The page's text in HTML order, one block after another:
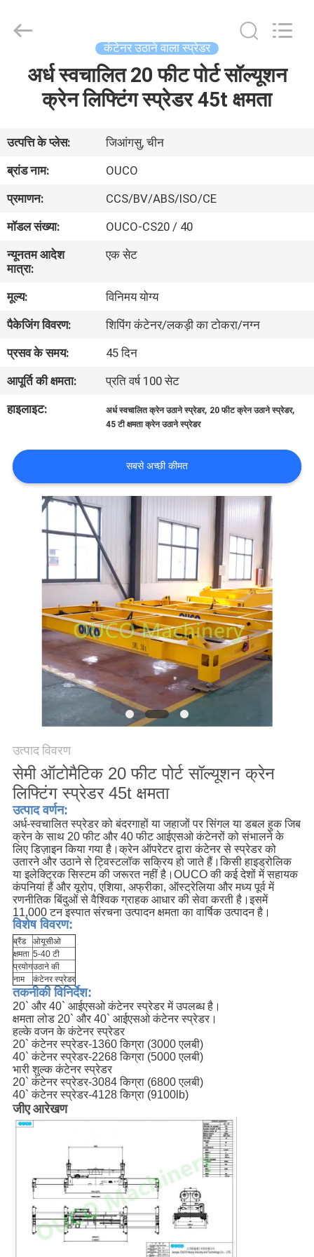
वीडियो
वी.आर.
शो
हमारे
बारे
में
कारखाने
का
गुणवत्ता
नियंत्रण
समाचार
CONTACT
साइटमैप
गोपनीयता
नीति
GROUP
Reserved.
कंटेनर उठाने वाला स्प्रेडर
अर्ध स्वचालित 20 फीट पोर्ट सॉल्यूशन
क्रेन लिफ्टिंग स्प्रेडर 45t क्षमता
उत्पत्ति के प्लेस:
जिआंगसु, चीन
ब्रांड नाम:
OUCO
प्रमाणन:
CCS/BV/ABS/ISO/CE
मॉडल संख्या:
OUCO-CS20 / 40
न्यूनतम आदेश
मात्रा:
एक सेट
मूल्य:
विनिमय योग्य
पैकेजिंग विवरण:
शिपिंग कंटेनर/लकड़ी का टोकरा/नग्न
प्रसव के समय:
45 दिन
आपूर्ति की क्षमता:
प्रति वर्ष 100 सेट
हाइलाइट:
अर्ध स्वचालित क्रेन उठाने स्प्रेडर, 20 फीट क्रेन उठाने स्प्रेडर,
45 टी क्षमता क्रेन उठाने स्प्रेडर
सबसे अच्छी कीमत
उत्पाद विवरण
सेमी ऑटोमैटिक 20 फीट पोर्ट सॉल्यूशन क्रेन
लिफ्टिंग स्प्रेडर 45t क्षमता
उत्पाद वर्णन:
अर्ध-स्वचालित स्प्रेडर को बंदरगाहों या जहाजों पर सिंगल या डबल हुक जिब
क्रेन के साथ 20 फीट और 40 फीट आईएसओ कंटेनरों को संभालने के
लिए डिज़ाइन किया गया है।क्रेन ऑपरेटर द्वारा कंटेनर से स्प्रेडर को
उतारने और उठाने से ट्विस्टलॉक सक्रिय हो जाते हैं।किसी हाइड्रोलिक
या इलेक्ट्रिक सिस्टम की जरूरत नहीं है। OUCO की कई देशों में सहायक
कंपनियां हैं और यूरोप, एशिया, अफ्रीका, ऑस्ट्रेलिया और मध्य पूर्व में
रणनीतिक बिंदुओं से वैश्विक ग्राहक आधार की सेवा करती है।इसमें
11,000 टन इस्पात संरचना उत्पादन क्षमता का वार्षिक उत्पादन है।
विशेष विवरण:
ब्रैंड
ओयूसीओ
क्षमता 5-40 टी
प्रयोगउठाने की
नाम
कंटेनर स्प्रेडर
तकनीकी विनिर्देश:
20` और 40` आईएसओ कंटेनर स्प्रेडर में उपलब्ध है।
क्षमता लोड 20` और 40` आईएसओ कंटेनर स्प्रेडर।
हल्के वजन के कंटेनर स्प्रेडर
20` कंटेनर स्प्रेडर-1360 किग्रा (3000 एलबी)
40` कंटेनर स्प्रेडर-2268 किग्रा (5000 एलबी)
भारी शुल्क कंटेनर स्प्रेडर
20` कंटेनर स्प्रेडर-3084 किग्रा (6800 एलबी)
40` कंटेनर स्प्रेडर-4128 किग्रा (9100lb)
जीए आरेखण